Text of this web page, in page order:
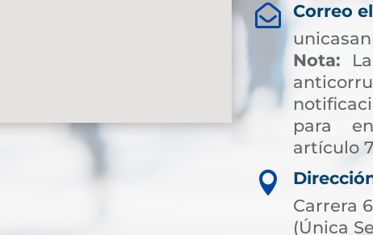

Correo
Nota:
para
artículo

Carrera
(Única